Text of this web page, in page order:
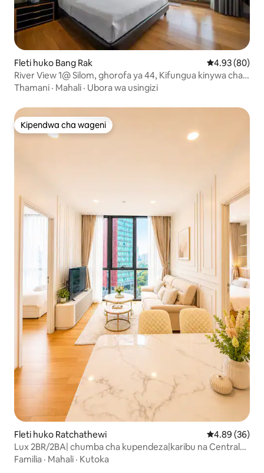
Fleti huko Bang Rak Ukadiriaji wa
4.93 (80)
River View 1@ Silom, ghorofa ya 44, Kifungua kinywa cha
Bila Malipo*
Thamani · Mahali · Ubora wa usingizi
Kipendwa cha wageni
Kipendwa cha wageni
Fleti huko Ratchathewi Ukadiriaji wa
4.89 (36)
Lux 2BR/2BA| chumba cha kupendeza|karibu na Central
world
Familia · Mahali · Kutoka